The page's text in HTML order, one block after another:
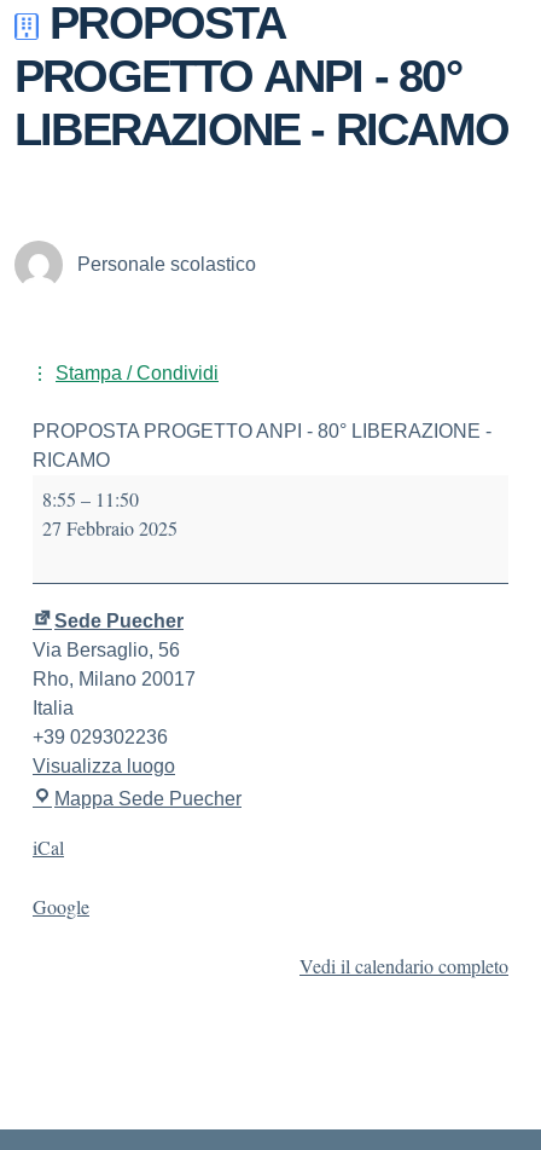
PROPOSTA
PROGETTO ANPI - 80°
LIBERAZIONE - RICAMO
Personale scolastico
Stampa / Condividi
PROPOSTA PROGETTO ANPI - 80° LIBERAZIONE -
RICAMO
8:55 – 11:50
27 Febbraio 2025
Sede Puecher
Via Bersaglio, 56
Rho, Milano 20017
Italia
+39 029302236
Visualizza luogo
Mappa Sede Puecher
iCal
Google
Vedi il calendario completo